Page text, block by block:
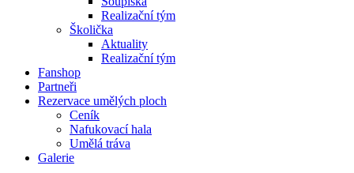
Realizační tým
Školička
Aktuality
Realizační tým
Fanshop
Partneři
Rezervace umělých ploch
Ceník
Nafukovací hala
Umělá tráva
Galerie